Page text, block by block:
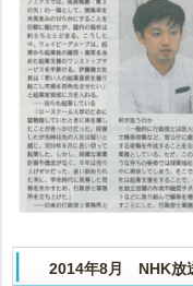
2014年8月 NHK放